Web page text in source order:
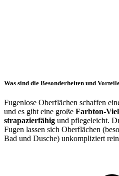
Was sind die Besonderheiten und
Fugenlose Oberflächen schaffen
und es gibt eine große Farbton-
strapazierfähig und pflegeleicht.
Fugen lassen sich Oberflächen
Bad und Dusche) unkompliziert